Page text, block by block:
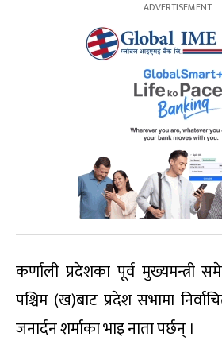
कर्णाली प्रदेशका पूर्व मुख्यमन्त्री
पश्चिम (ख)बाट प्रदेश सभामा
जनार्दन शर्माका भाइ नाता पर्छन् ।